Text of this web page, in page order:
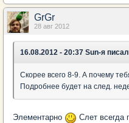
GrGr
28 авг 2012
16.08.2012 - 20:37 Sun-я
Скорее всего 8-9. А почему
Подробнее будет на след.
Элементарно
Слет всегда